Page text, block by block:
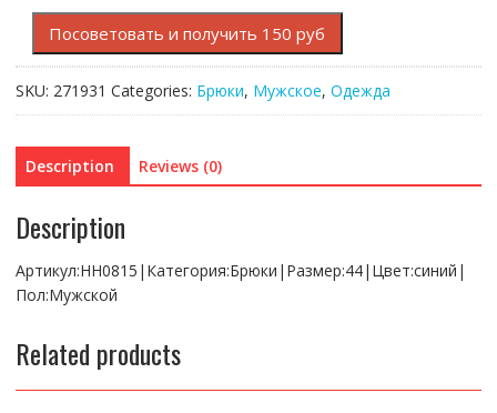
Regular
quantity
Посоветовать и получить 150 руб
SKU: 271931 Categories: Брюки, Мужское, Одежда
Description Reviews (0)
Description
Артикул:HH0815|Категория:Брюки|Размер:44|Цвет:синий|
Пол:Мужской
Related products